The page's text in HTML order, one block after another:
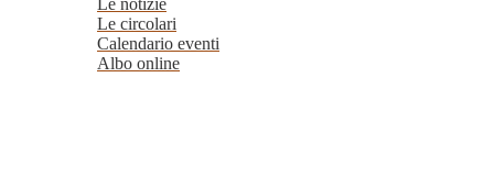
Le notizie
Le circolari
Calendario eventi
Albo online